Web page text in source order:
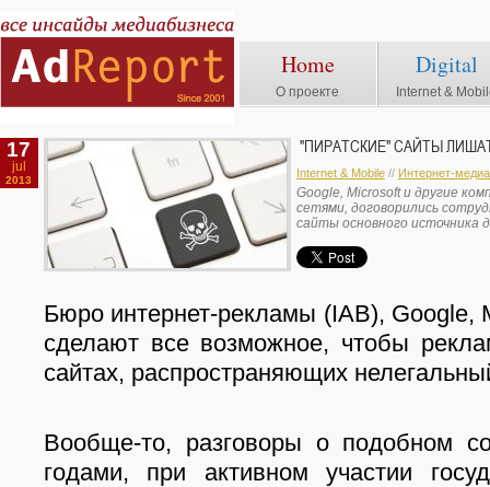
Home
О проекте
Digital
Internet &
17
jul
2013
"ПИРАТСКИЕ" САЙТЫ
Internet & Mobile // Интернет-медиа
Google, Microsoft и другие
сетями, договорились
сайты основного источника
Бюро интернет-рекламы (IAB), Google,
сделают все возможное, чтобы
сайтах, распространяющих
Вообще-то, разговоры о подобном
годами, при активном участии